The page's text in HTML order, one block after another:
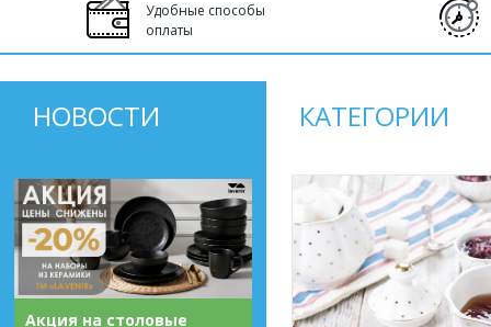
Удобные способы
оплаты
НОВОСТИ
Акция на столовые
КАТЕГОРИИ